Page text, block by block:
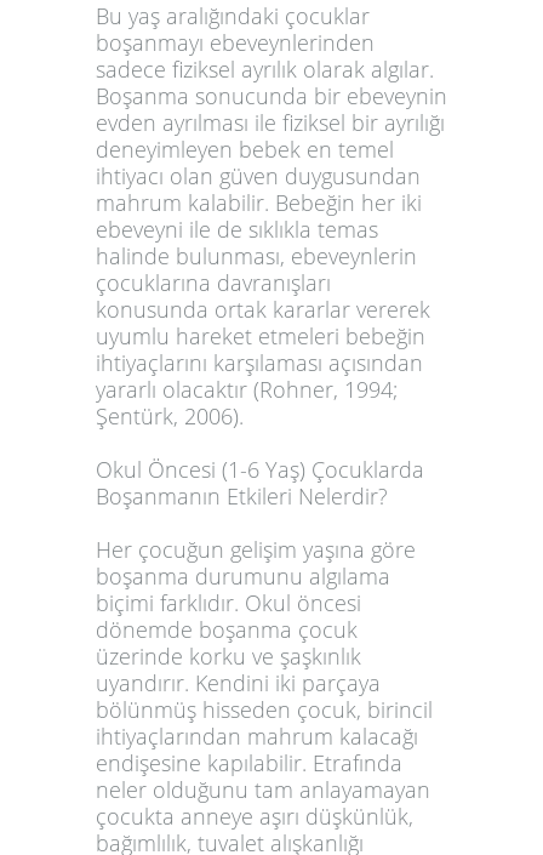
Bu yaş aralığındaki çocuklar
boşanmayı ebeveynlerinden
sadece fiziksel ayrılık olarak algılar.
Boşanma sonucunda bir ebeveynin
evden ayrılması ile fiziksel bir ayrılığı
deneyimleyen bebek en temel
ihtiyacı olan güven duygusundan
mahrum kalabilir. Bebeğin her iki
ebeveyni ile de sıklıkla temas
halinde bulunması, ebeveynlerin
çocuklarına davranışları
konusunda ortak kararlar vererek
uyumlu hareket etmeleri bebeğin
ihtiyaçlarını karşılaması açısından
yararlı olacaktır (Rohner, 1994;
Şentürk, 2006).
Okul Öncesi (1-6 Yaş) Çocuklarda
Boşanmanın Etkileri Nelerdir?
Her çocuğun gelişim yaşına göre
boşanma durumunu algılama
biçimi farklıdır. Okul öncesi
dönemde boşanma çocuk
üzerinde korku ve şaşkınlık
uyandırır. Kendini iki parçaya
bölünmüş hisseden çocuk, birincil
ihtiyaçlarından mahrum kalacağı
endişesine kapılabilir. Etrafında
neler olduğunu tam anlayamayan
çocukta anneye aşırı düşkünlük,
bağımlılık, tuvalet alışkanlığı